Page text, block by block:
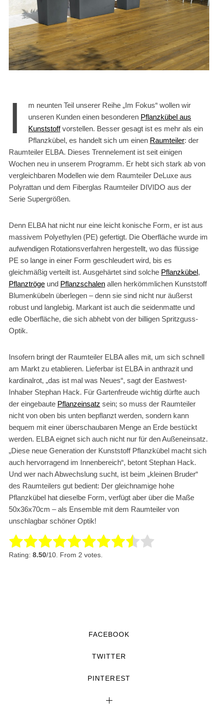
I
m neunten Teil unserer Reihe „Im Fokus“ wollen wir
unseren Kunden einen besonderen Pflanzkübel aus
Kunststoffvorstellen. Besser gesagt ist es mehr als ein
Pflanzkübel, es handelt sich um einen Raumteiler: der
Raumteiler ELBA. Dieses Trennelement ist seit einigen
Wochen neu in unserem Programm. Er hebt sich stark ab von
vergleichbaren Modellen wie dem Raumteiler DeLuxe aus
Polyrattan und dem Fiberglas Raumteiler DIVIDO aus der
Serie Supergrößen.
Denn ELBA hat nicht nur eine leicht konische Form, er ist aus
massivem Polyethylen (PE) gefertigt. Die Oberfläche wurde im
aufwendigen Rotationsverfahren hergestellt, wo das flüssige
PE so lange in einer Form geschleudert wird, bis es
gleichmäßig verteilt ist. Ausgehärtet sind solche Pflanzkübel,
Pflanztrögeund Pflanzschalenallen herkömmlichen Kunststoff
Blumenkübeln überlegen – denn sie sind nicht nur äußerst
robust und langlebig. Markant ist auch die seidenmatte und
edle Oberfläche, die sich abhebt von der billigen Spritzguss-
Optik.
Insofern bringt der Raumteiler ELBA alles mit, um sich schnell
am Markt zu etablieren. Lieferbar ist ELBA in anthrazit und
kardinalrot, „das ist mal was Neues“, sagt der Eastwest-
Inhaber Stephan Hack. Für Gartenfreude wichtig dürfte auch
der eingebaute Pflanzeinsatz sein; so muss der Raumteiler
nicht von oben bis unten bepflanzt werden, sondern kann
bequem mit einer überschaubaren Menge an Erde bestückt
werden. ELBA eignet sich auch nicht nur für den Außeneinsatz.
„Diese neue Generation der Kunststoff Pflanzkübel macht sich
auch hervorragend im Innenbereich“, betont Stephan Hack.
Und wer nach Abwechslung sucht, ist beim „kleinen Bruder“
des Raumteilers gut bedient: Der gleichnamige hohe
Pflanzkübel hat dieselbe Form, verfügt aber über die Maße
50x36x70cm – als Ensemble mit dem Raumteiler von
unschlagbar schöner Optik!
Rate this item:
Submit Rating
Rating: 8.50/10. From 2 votes.
FACEBOOK
TWITTER
PINTEREST